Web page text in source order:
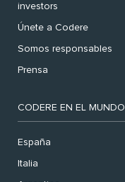
investors
Únete a Codere
Somos responsables
Prensa
CODERE EN EL MUNDO
España
Italia